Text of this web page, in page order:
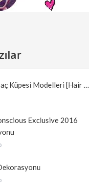
Küpesi Modelleri [Hair …
Exclusive 2016